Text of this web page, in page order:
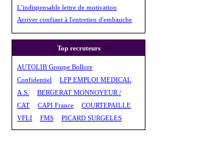
L'indispensable lettre de motivation
Arriver confiant à l'entretien d'embauche
Top recruteurs
AUTOLIB Groupe Bollore
Confidentiel
LFP EMPLOI MEDICAL
A.S.
BERGERAT MONNOYEUR /
CAT
CAPI France
COURTEPAILLE
VFLI
FMS PICARD SURGELES